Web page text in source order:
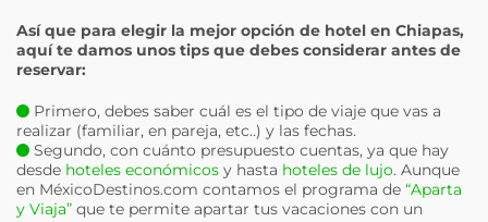
Así que para elegir la mejor opción de hotel en Chiapas,
aquí te damos unos tips que debes considerar antes de
reservar:
Primero, debes saber cuál es el tipo de viaje que vas a
realizar (familiar, en pareja, etc..) y las fechas.
Segundo, con cuánto presupuesto cuentas, ya que hay
desde hoteles económicos y hasta hoteles de lujo. Aunque
en MéxicoDestinos.com contamos el programa de “Aparta
y Viaja” que te permite apartar tus vacaciones con un